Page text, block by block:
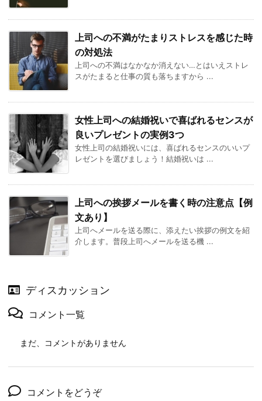
上司への不満がたまりストレスを感じた時
の対処法
上司への不満はなかなか消えない…とはいえストレ
スがたまると仕事の質も落ちますから ...
女性上司への結婚祝いで喜ばれるセンスが
良いプレゼントの実例3つ
女性上司の結婚祝いには、喜ばれるセンスのいいプ
レゼントを選びましょう！結婚祝いは ...
上司への挨拶メールを書く時の注意点【例
文あり】
上司へメールを送る際に、添えたい挨拶の例文を紹
介します。普段上司へメールを送る機 ...
ディスカッション
コメント一覧
まだ、コメントがありません
コメントをどうぞ